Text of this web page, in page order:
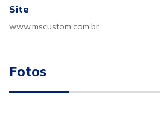
Site
www.mscustom.com.br
Fotos